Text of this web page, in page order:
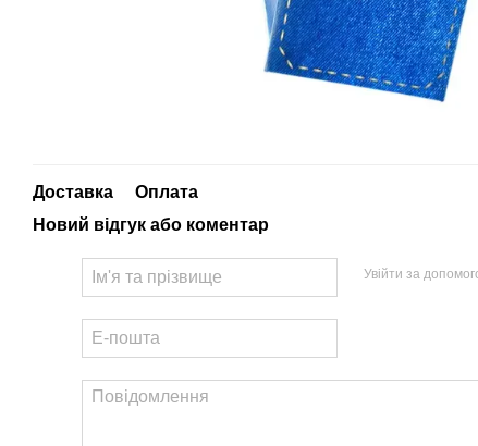
Доставка
Оплата
Новий відгук або коментар
Увійти за